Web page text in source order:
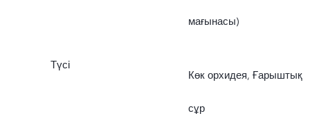
мағынасы)
Түсі
Көк орхидея, Ғарыштық
сұр